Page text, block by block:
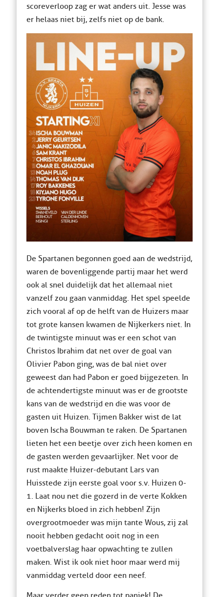
scoreverloop zag er wat anders uit. Jesse was
er helaas niet bij, zelfs niet op de bank.
De Spartanen begonnen goed aan de wedstrijd,
waren de bovenliggende partij maar het werd
ook al snel duidelijk dat het allemaal niet
vanzelf zou gaan vanmiddag. Het spel speelde
zich vooral af op de helft van de Huizers maar
tot grote kansen kwamen de Nijkerkers niet. In
de twintigste minuut was er een schot van
Christos Ibrahim dat net over de goal van
Olivier Pabon ging, was de bal niet over
geweest dan had Pabon er goed bijgezeten. In
de achtendertigste minuut was er de grootste
kans van de wedstrijd en die was voor de
gasten uit Huizen. Tijmen Bakker wist de lat
boven Ischa Bouwman te raken. De Spartanen
lieten het een beetje over zich heen komen en
de gasten werden gevaarlijker. Net voor de
rust maakte Huizer-debutant Lars van
Huisstede zijn eerste goal voor s.v. Huizen 0-
1. Laat nou net die gozerd in de verte Kokken
en Nijkerks bloed in zich hebben! Zijn
overgrootmoeder was mijn tante Wous, zij zal
nooit hebben gedacht ooit nog in een
voetbalverslag haar opwachting te zullen
maken. Wist ik ook niet hoor maar werd mij
vanmiddag verteld door een neef.